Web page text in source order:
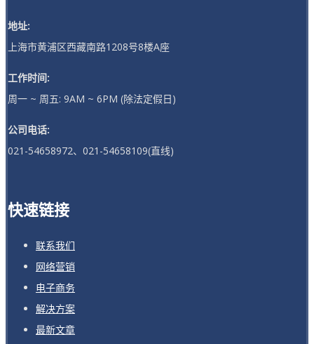
地址:
上海市黄浦区西藏南路1208号8楼A座
工作时间:
周一 ~ 周五: 9AM ~ 6PM (除法定假日)
公司电话:
021-54658972、021-54658109(直线)
快速链接
联系我们
网络营销
电子商务
解决方案
最新文章